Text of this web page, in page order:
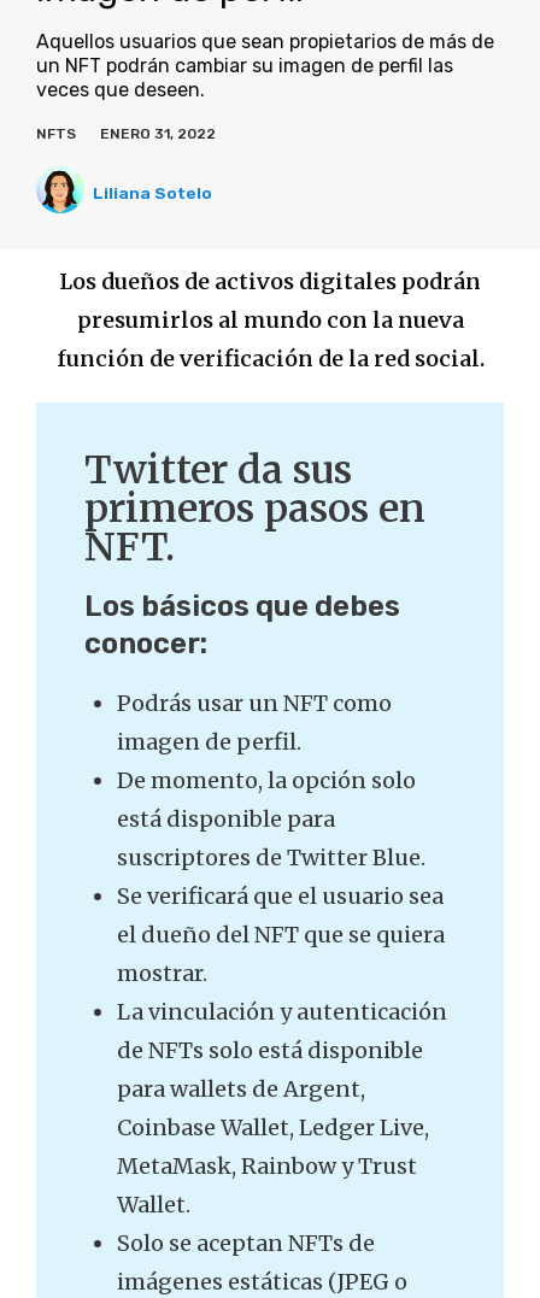
Aquellos usuarios que sean propietarios de más de
un NFT podrán cambiar su imagen de perfil las
veces que deseen.
NFTS ENERO 31, 2022
Liliana Sotelo
Los dueños de activos digitales podrán
presumirlos al mundo con la nueva
función de verificación de la red social.
Twitter da sus
primeros pasos en
NFT.
Los básicos que debes
conocer:
Podrás usar un NFT como
imagen de perfil.
De momento, la opción solo
está disponible para
suscriptores de Twitter Blue.
Se verificará que el usuario sea
el dueño del NFT que se quiera
mostrar.
La vinculación y autenticación
de NFTs solo está disponible
para wallets de Argent,
Coinbase Wallet, Ledger Live,
MetaMask, Rainbow y Trust
Wallet.
Solo se aceptan NFTs de
imágenes estáticas (JPEG o